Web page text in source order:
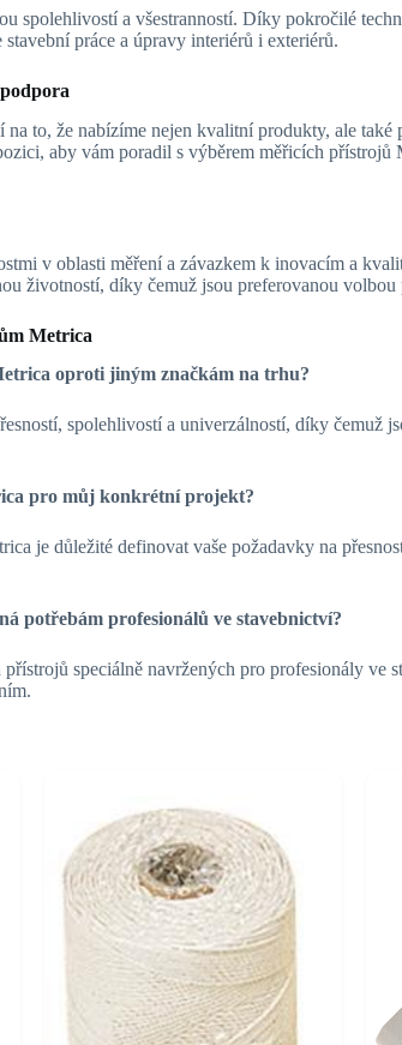
spolehlivostí a všestranností. Díky pokročilé
práce a úpravy interiérů i exteriérů.
na to, že nabízíme nejen kvalitní produkty, ale
aby vám poradil s výběrem měřicích přístrojů
v oblasti měření a závazkem k inovacím a
životností, díky čemuž jsou preferovanou
Metrica
oproti jiným značkám na trhu?
spolehlivostí a univerzálností, díky čemuž
pro můj konkrétní projekt?
je důležité definovat vaše požadavky na
potřebám profesionálů ve stavebnictví?
speciálně navržených pro profesionály ve